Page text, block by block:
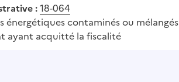
:18-064
énergétiques contaminés ou mélangés
ayant acquitté la fiscalité